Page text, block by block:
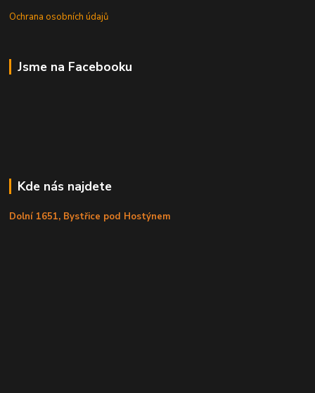
Ochrana osobních údajů
Jsme na Facebooku
Kde nás najdete
Dolní 1651, Bystřice pod Hostýnem